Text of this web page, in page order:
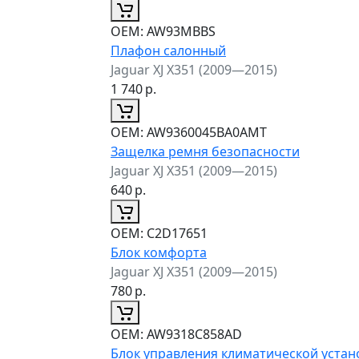
ОЕМ: AW93MBBS
Плафон салонный
Jaguar XJ X351 (2009—2015)
1 740р.
ОЕМ: AW9360045BA0AMT
Защелка ремня безопасности
Jaguar XJ X351 (2009—2015)
640р.
ОЕМ: C2D17651
Блок комфорта
Jaguar XJ X351 (2009—2015)
780р.
ОЕМ: AW9318C858AD
Блок управления климатической